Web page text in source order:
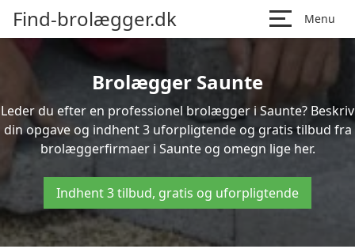
Find-brolægger.dk Menu
Brolægger Saunte
Leder du efter en professionel brolægger i Saunte? Beskriv
din opgave og indhent 3 uforpligtende og gratis tilbud fra
brolæggerfirmaer i Saunte og omegn lige her.
Indhent 3 tilbud, gratis og uforpligtende